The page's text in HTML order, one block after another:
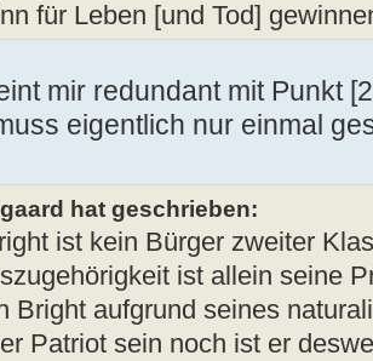
für Leben [und Tod]
mir redundant mit Punkt
eigentlich nur einmal
hat geschrieben:
ist kein Bürger zweiter
ist allein seine
Bright aufgrund seines
Patriot sein noch ist er